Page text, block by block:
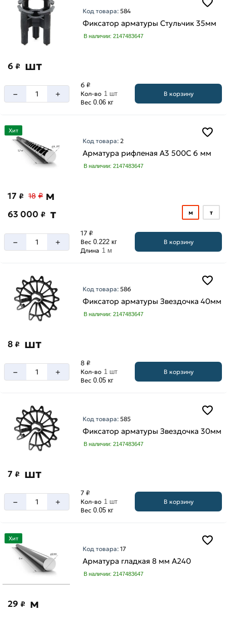
Код товара:584
Фиксатор арматуры Стульчик 35мм
В наличии: 2147483647
6 ₽ шт
– +
6 ₽
Кол-во 1 шт
Вес 0.06 кг
В корзину
Хит
Код товара: 2
Арматура рифленая А3 500С 6 мм
В наличии: 2147483647
17 ₽ 18 ₽ м
63 000 ₽ т м т
– +
17 ₽
Вес 0.222 кг
Длина 1 м
В корзину
Код товара:586
Фиксатор арматуры Звездочка 40мм
В наличии: 2147483647
8 ₽ шт
– +
8 ₽
Кол-во 1 шт
Вес 0.05 кг
В корзину
Код товара:585
Фиксатор арматуры Звездочка 30мм
В наличии: 2147483647
7 ₽ шт
– +
7 ₽
Кол-во 1 шт
Вес 0.05 кг
В корзину
Хит
Код товара:17
Арматура гладкая 8 мм A240
В наличии: 2147483647
29 ₽ м